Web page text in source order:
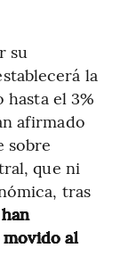
su
la
el 3%
afirmado
sobre
que ni
tras
al